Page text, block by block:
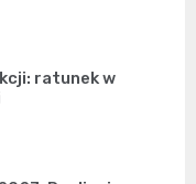
ratunek w